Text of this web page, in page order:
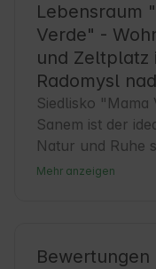
Lebensraum
Verde" -
und Zeltplatz
Radomysl
Siedlisko "Mama
Sanem ist der
Natur und Ruhe
Camper und
Geschichte und
Mehr anzeigen
Bewertungen